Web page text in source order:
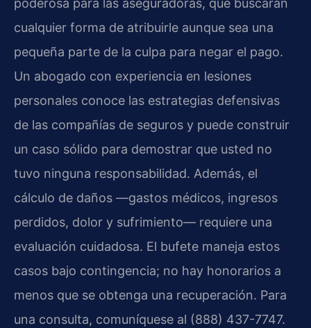
poderosa para las aseguradoras, que buscarán
cualquier forma de atribuirle aunque sea una
pequeña parte de la culpa para negar el pago.
Un abogado con experiencia en lesiones
personales conoce las estrategias defensivas
de las compañías de seguros y puede construir
un caso sólido para demostrar que usted no
tuvo ninguna responsabilidad. Además, el
cálculo de daños —gastos médicos, ingresos
perdidos, dolor y sufrimiento— requiere una
evaluación cuidadosa. El bufete maneja estos
casos bajo contingencia; no hay honorarios a
menos que se obtenga una recuperación. Para
una consulta, comuníquese al (888) 437-7747.